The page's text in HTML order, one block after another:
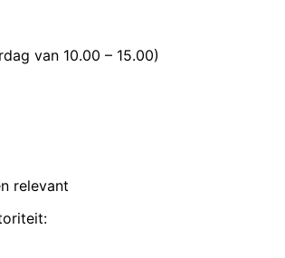
van 10.00 – 15.00)
relevant